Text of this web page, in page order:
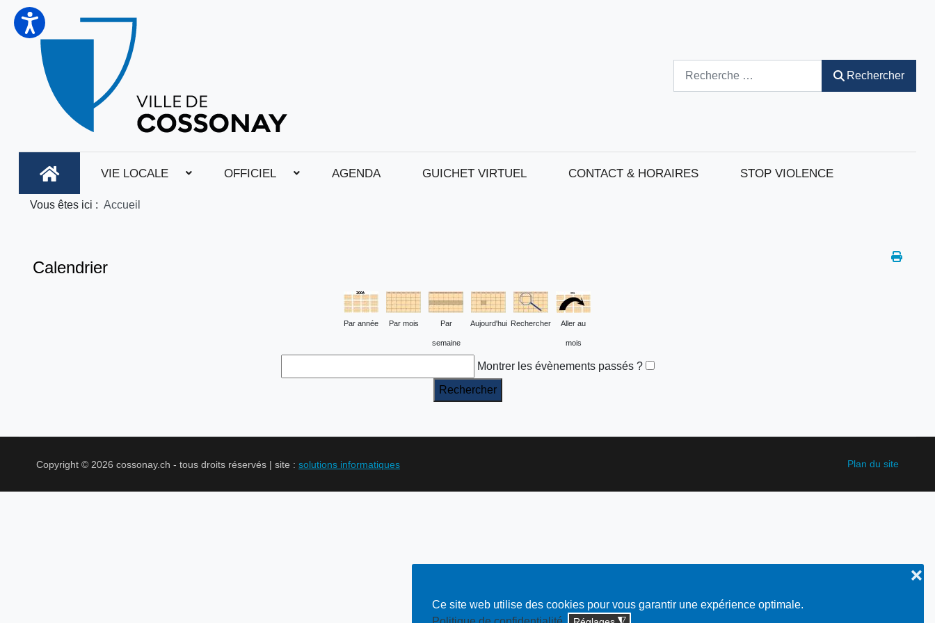
Ce site web utilise des cookies pour vous garantir une expérience optimale.
❌
Rechercher
VIE LOCALE OFFICIEL AGENDA GUICHET VIRTUEL CONTACT & HORAIRES STOP VIOLENCE
Vous êtes ici : Accueil
Calendrier
Par année Par mois Par
semaine
Aujourd'hui Rechercher Aller au
mois
Montrer les évènements passés ?
Copyright © 2026 cossonay.ch - tous droits réservés | site : solutions informatiques Plan du site